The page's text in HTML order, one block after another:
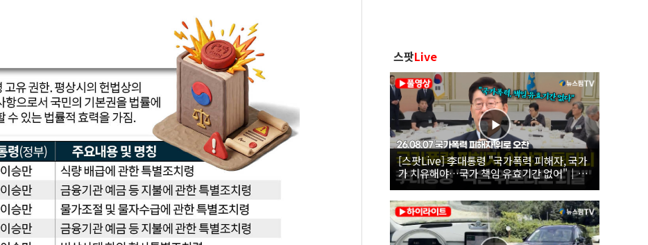
스팟Live
[스팟Live] 李대통령 "국가폭력 피해자, 국가
가 치유해야…국가 책임 유효기간 없어"｜
26.08.07 국가폭력 피해자 위로 오찬